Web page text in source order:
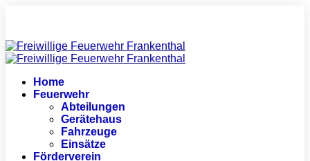
Home
Feuerwehr
Abteilungen
Gerätehaus
Fahrzeuge
Einsätze
Förderverein